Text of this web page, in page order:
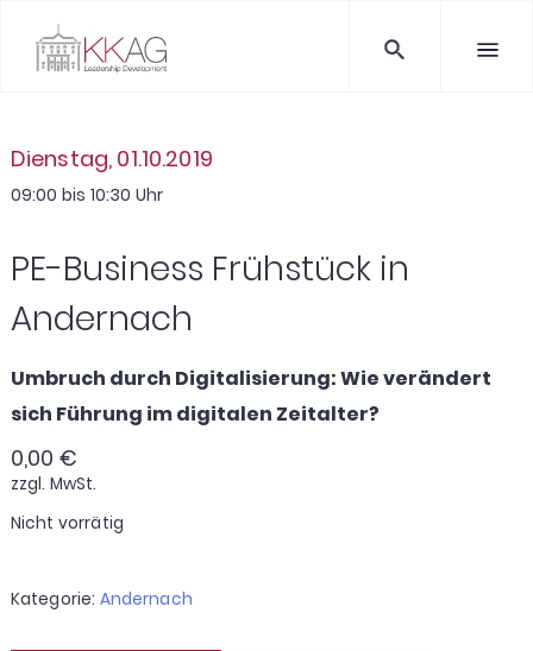
PE-Business Frühstück in
Andernach
Dienstag, 01.10.2019
09:00 bis 10:30 Uhr
Umbruch durch Digitalisierung: Wie verändert
sich Führung im digitalen Zeitalter?
0,00€
zzgl. MwSt.
Nicht vorrätig
Kategorie: Andernach